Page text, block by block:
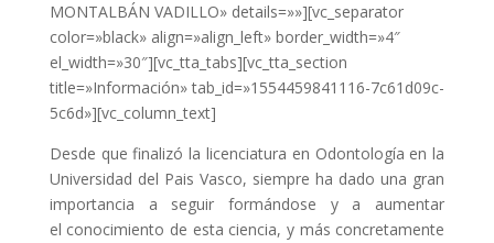
MONTALBÁN VADILLO» details=»»][vc_separator
color=»black» align=»align_left» border_width=»4″
el_width=»30″][vc_tta_tabs][vc_tta_section
title=»Información» tab_id=»1554459841116-7c61d09c-
5c6d»][vc_column_text]
Desde que finalizó la licenciatura en Odontología en la
Universidad del Pais Vasco, siempre ha dado una gran
importancia a seguir formándose y a aumentar
el conocimiento de esta ciencia, y más concretamente